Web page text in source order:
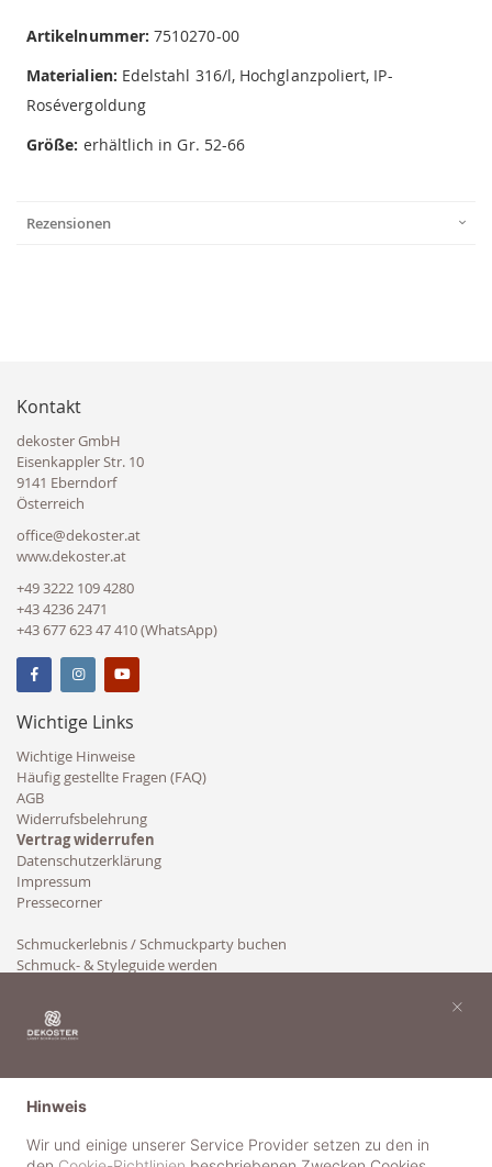
Artikelnummer:7510270-00
Materialien: Edelstahl 316/l, Hochglanzpoliert, IP-
Rosévergoldung
Größe: erhältlich in Gr. 52-66
Rezensionen
Kontakt
dekoster GmbH
Eisenkappler Str. 10
9141 Eberndorf
Österreich
office@dekoster.at
www.dekoster.at
+49 3222 109 4280
+43 4236 2471
+43 677 623 47 410 (WhatsApp)
Wichtige Links
Wichtige Hinweise
Häufig gestellte Fragen (FAQ)
AGB
Widerrufsbelehrung
Vertrag widerrufen
Datenschutzerklärung
Impressum
Pressecorner
Schmuckerlebnis / Schmuckparty buchen
Schmuck- & Styleguide werden
Hinweis
Wir und einige unserer Service Provider setzen zu den in
×